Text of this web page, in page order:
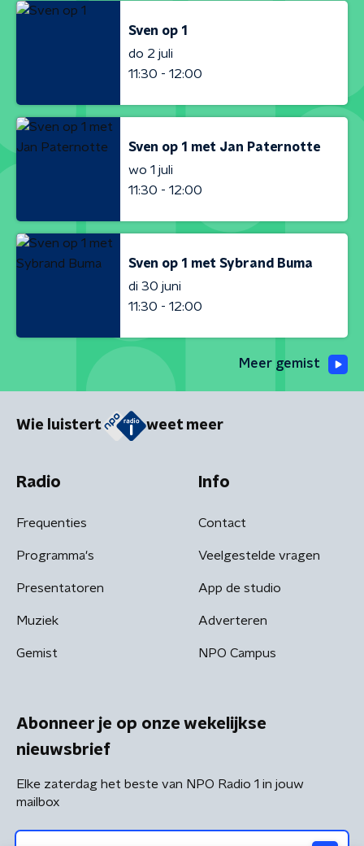
Sven op 1
do 2 juli
11:30 - 12:00
Sven op 1 met Jan Paternotte
wo 1 juli
11:30 - 12:00
Sven op 1 met Sybrand Buma
di 30 juni
11:30 - 12:00
Meer gemist
Wie luistert weet meer
Radio
Frequenties
Programma's
Presentatoren
Muziek
Gemist
Info
Contact
Veelgestelde vragen
App de studio
Adverteren
NPO Campus
Abonneer je op onze wekelijkse
nieuwsbrief
Elke zaterdag het beste van NPO Radio 1 in jouw
mailbox